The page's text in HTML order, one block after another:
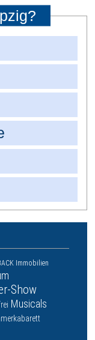
Immobilien
Show
Musicals